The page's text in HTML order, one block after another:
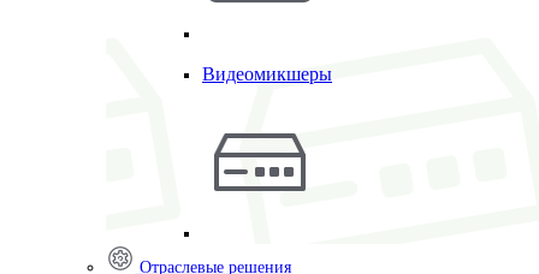
Видеомикшеры
Отраслевые решения